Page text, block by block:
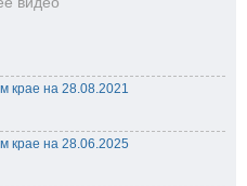
крае на 28.08.2021
крае на 28.06.2025